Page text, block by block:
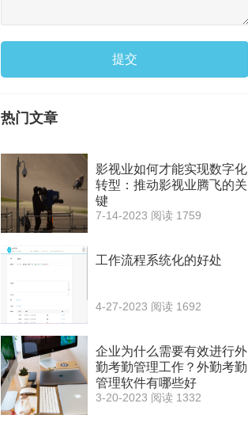
提交
热门文章
影视业如何才能实现数字化
转型：推动影视业腾飞的关
键
7-14-2023 阅读 1759
工作流程系统化的好处
4-27-2023 阅读 1692
企业为什么需要有效进行外
勤考勤管理工作？外勤考勤
管理软件有哪些好
3-20-2023 阅读 1332